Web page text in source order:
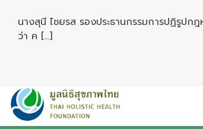
นางสุนี ไชยรส รองประธานกรรมการปฏิรูปก
ว่า ค […]